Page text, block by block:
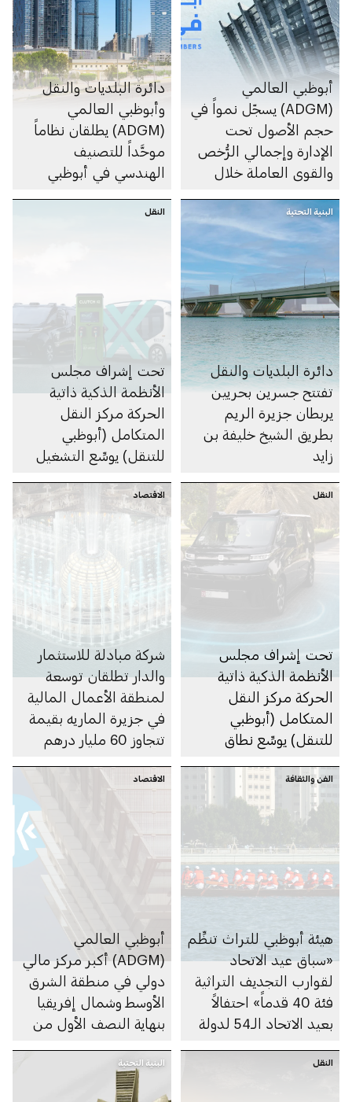
أبوظبي العالمي
(ADGM) يسجّل نمواً في
حجم الأصول تحت
الإدارة وإجمالي الرُّخص
والقوى العاملة خلال
دائرة البلديات والنقل
وأبوظبي العالمي
(ADGM) يطلقان نظاماً
موحَّداً للتصنيف
الهندسي في أبوظبي
البنية التحتية
دائرة البلديات والنقل
تفتتح جسرين بحريين
يربطان جزيرة الريم
بطريق الشيخ خليفة بن
زايد
النقل
تحت إشراف مجلس
الأنظمة الذكية ذاتية
الحركة مركز النقل
المتكامل (أبوظبي
للتنقل) يوسِّع التشغيل
الأجرة ذاتية القيادة في
جزيرة ياس
النقل
تحت إشراف مجلس
الأنظمة الذكية ذاتية
الحركة مركز النقل
المتكامل (أبوظبي
للتنقل) يوسِّع نطاق
ذاتية القيادة
«روبوتاكسي» ليشمل
مدينة خليفة ومدينة
مصدر وربدان
الاقتصاد
شركة مبادلة للاستثمار
والدار تطلقان توسعة
لمنطقة الأعمال المالية
في جزيرة الماريه بقيمة
تتجاوز 60 مليار درهم
الفن والثقافة
هيئة أبوظبي للتراث تنظِّم
«سباق عيد الاتحاد
لقوارب التجديف التراثية
فئة 40 قدماً» احتفالاً
بعيد الاتحاد الـ54 لدولة
الاقتصاد
أبوظبي العالمي
(ADGM) أكبر مركز مالي
دولي في منطقة الشرق
الأوسط وشمال إفريقيا
بنهاية النصف الأول من
ترخيص نشط
النقل البنية التحتية